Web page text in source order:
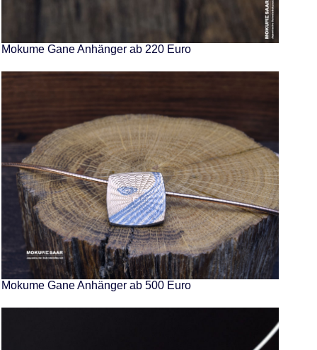
Mokume Gane Anhänger ab 220 Euro
Mokume Gane Anhänger ab 500 Euro